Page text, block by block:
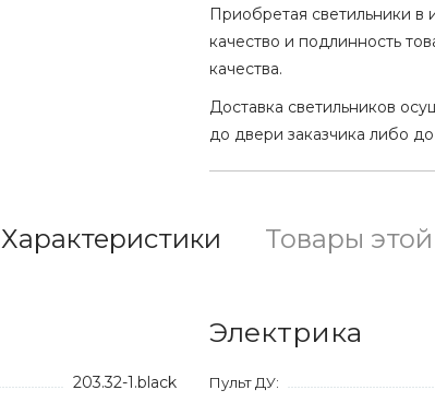
Приобретая светильники в
качество и подлинность
качества.
Доставка светильников
до двери заказчика либо
Характеристики Товары
203.32-1.black
Электрика
Пульт ДУ: